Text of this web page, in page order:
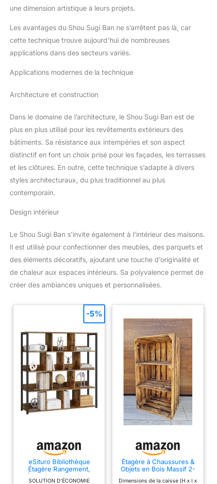
une dimension artistique à leurs projets.
Les avantages du Shou Sugi Ban ne s’arrêtent pas là, car
cette technique trouve aujourd’hui de nombreuses
applications dans des secteurs variés.
Applications modernes de la technique
Architecture et construction
Dans le domaine de l’architecture, le Shou Sugi Ban est de
plus en plus utilisé pour les revêtements extérieurs des
bâtiments. Sa résistance aux intempéries et son aspect
distinctif en font un choix prisé pour les façades, les terrasses
et les clôtures. En outre, cette technique s’adapte à divers
styles architecturaux, du plus traditionnel au plus
contemporain.
Design intérieur
Le Shou Sugi Ban s’invite également à l’intérieur des maisons.
Il est utilisé pour confectionner des meubles, des parquets et
des éléments décoratifs, ajoutant une touche d’originalité et
de chaleur aux espaces intérieurs. Sa polyvalence permet de
créer des ambiances uniques et personnalisées.
eSituro Bibliothèque
Étagère Rangement,
Étagère Livre avec 14
SOLUTION D'ÉCONOMIE
-5%
Étagère à Chaussures &
Objets en Bois Massif 2-
4 Niveaux - Rangement
Dimensions de la caisse (H x l x